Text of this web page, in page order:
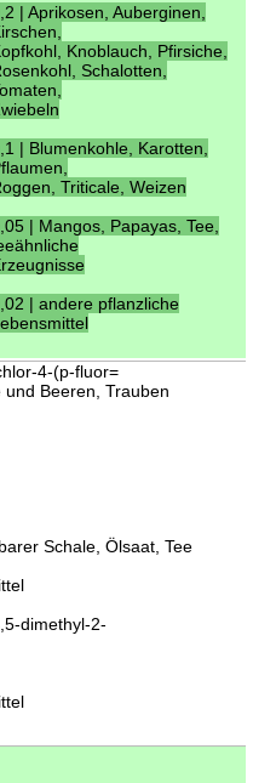
| Aprikosen, Auberginen,
Knoblauch, Pfirsiche,
Schalotten,
| Blumenkohle, Karotten,
Triticale, Weizen
| Mangos, Papayas, Tee,
| andere pflanzliche
4-(p-fluor=
Beeren, Trauben
Schale, Ölsaat, Tee
dimethyl-2-